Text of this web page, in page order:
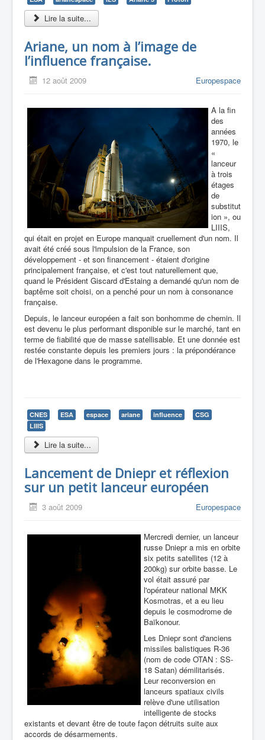
Lire la suite...
Ariane, un nom à l’image de
l’influence française.
12 août 2009 Europespace
A la fin
des
années
1970, le
«
lanceur
à trois
étages
de
substitut
ion », ou
LIIIS,
qui était en projet en Europe manquait cruellement d'un nom. Il
avait été créé sous l'impulsion de la France, son
développement - et son financement - étaient d'origine
principalement française, et c'est tout naturellement que,
quand le Président Giscard d'Estaing a demandé qu'un nom de
baptême soit choisi, on a penché pour un nom à consonance
française.
Depuis, le lanceur européen a fait son bonhomme de chemin. Il
est devenu le plus performant disponible sur le marché, tant en
terme de fiabilité que de masse satellisable. Et une donnée est
restée constante depuis les premiers jours : la prépondérance
de l'Hexagone dans le programme.
CNES ESA espace ariane influence
CSG
LIIIS
Lire la suite...
Lancement de Dniepr et réflexion
sur un petit lanceur européen
3 août 2009 Europespace
Mercredi dernier, un lanceur
russe Dniepr a mis en orbite
six petits satellites (12 à
200kg) sur orbite basse. Le
vol était assuré par
l'opérateur national MKK
Kosmotras, et a eu lieu
depuis le cosmodrome de
Baïkonour.
Les Dniepr sont d'anciens
missiles balistiques R-36
(nom de code OTAN : SS-
18 Satan) démilitarisés.
Leur reconversion en
lanceurs spatiaux civils
relève d'une utilisation
intelligente de stocks
existants et devant être de toute façon détruits suite aux
accords de désarmements.